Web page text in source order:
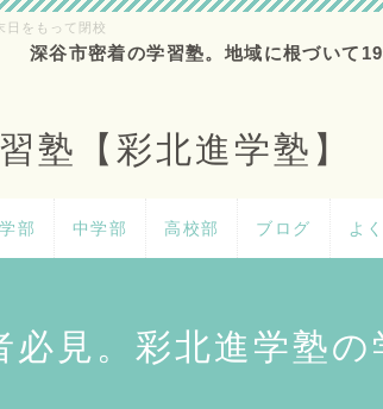
日をもって閉校
深谷市密着の学習塾。地域に根づいて
塾【彩北進学塾】
部 中学部 高校部 ブログ よ
必見。彩北進学塾